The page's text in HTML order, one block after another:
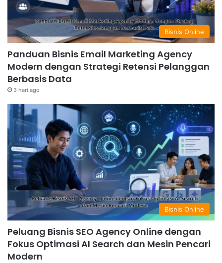
Bisnis Online
Panduan Bisnis Email Marketing Agency
Modern dengan Strategi Retensi Pelanggan
Berbasis Data
3 hari ago
Bisnis Online
Peluang Bisnis SEO Agency Online dengan
Fokus Optimasi AI Search dan Mesin Pencari
Modern